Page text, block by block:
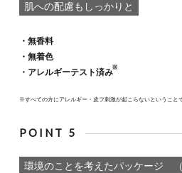
肌への配慮もしっかりと
・無香料
・無着色
・アレルギーテスト済み※
※すべての方にアレルギー・皮フ刺激が起こらないということ
POINT 5
環境のことを考えたパッケージ